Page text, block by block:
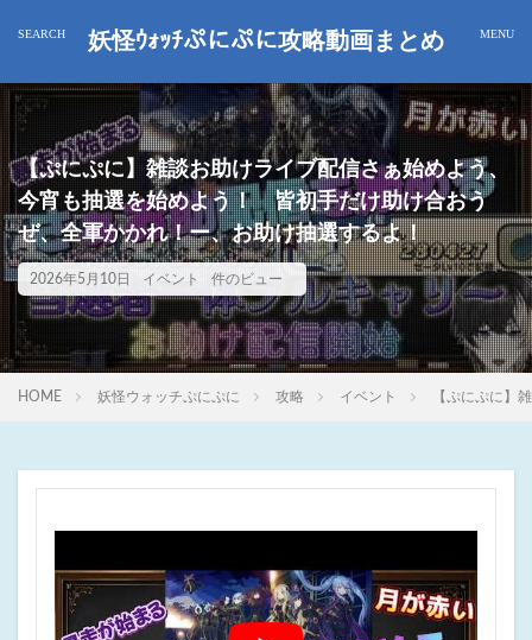
妖怪ｳｫｯﾁぷにぷに攻略動画まとめ
【ぷにぷに】雑談お助けライブ配信さぁ始めよう、
今宵も抽選を始めよう！ 皆初手だけ助け合おう
ぜ、全軍かかれ！ー、お助け抽選するよ！
2026年5月10日 イベント 件のビュー
HOME 妖怪ウォッチぷにぷに 攻略 イベント 【ぷにぷに】